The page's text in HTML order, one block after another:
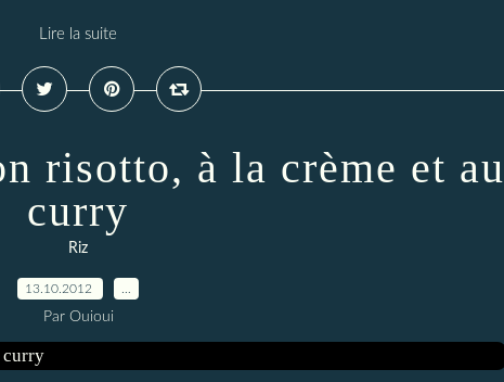
Lire la suite
risotto, à la crème et au
curry
Riz
13.10.2012
Par Ouioui